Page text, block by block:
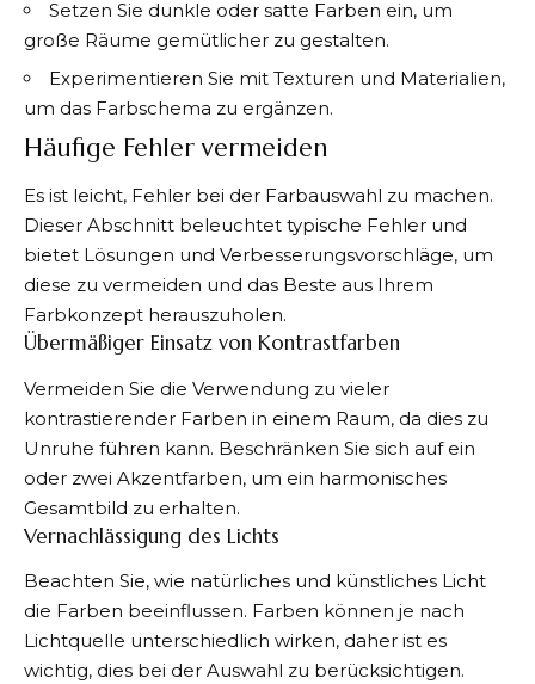
Setzen Sie dunkle oder satte Farben ein, um
große Räume gemütlicher zu gestalten.
Experimentieren Sie mit Texturen und Materialien,
um das Farbschema zu ergänzen.
Häufige Fehler vermeiden
Es ist leicht, Fehler bei der Farbauswahl zu machen.
Dieser Abschnitt beleuchtet typische Fehler und
bietet Lösungen und Verbesserungsvorschläge, um
diese zu vermeiden und das Beste aus Ihrem
Farbkonzept herauszuholen.
Übermäßiger Einsatz von Kontrastfarben
Vermeiden Sie die Verwendung zu vieler
kontrastierender Farben in einem Raum, da dies zu
Unruhe führen kann. Beschränken Sie sich auf ein
oder zwei Akzentfarben, um ein harmonisches
Gesamtbild zu erhalten.
Vernachlässigung des Lichts
Beachten Sie, wie natürliches und künstliches Licht
die Farben beeinflussen. Farben können je nach
Lichtquelle unterschiedlich wirken, daher ist es
wichtig, dies bei der Auswahl zu berücksichtigen.